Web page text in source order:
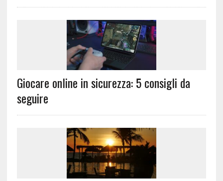
Giocare online in sicurezza: 5 consigli da
seguire